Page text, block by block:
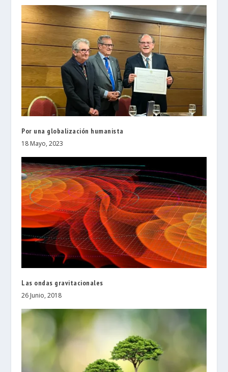
Por una globalización humanista
18 Mayo, 2023
Las ondas gravitacionales
26 Junio, 2018